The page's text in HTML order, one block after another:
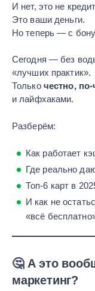
И нет, это не
Это ваши деньги.
Но теперь — с
Сегодня — без
«лучших практик».
Только честно,
и лайфхаками.
Разберём:
Как работает
Где реально
Топ-6 карт в
И как не
«всё
🤔 А это
маркетинг?